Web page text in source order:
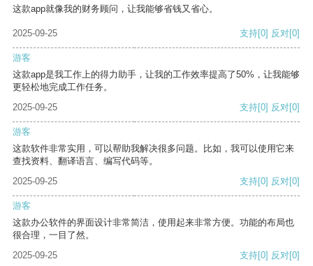
这款app就像我的财务顾问，让我能够省钱又省心。
2025-09-25 支持[0] 反对[0]
游客
这款app是我工作上的得力助手，让我的工作效率提高了50%，让我能够
更轻松地完成工作任务。
2025-09-25
支持[0] 反对[0]
游客
这款软件非常实用，可以帮助我解决很多问题。比如，我可以使用它来
查找资料、翻译语言、编写代码等。
2025-09-25
支持[0] 反对[0]
游客
这款办公软件的界面设计非常简洁，使用起来非常方便。功能的布局也
很合理，一目了然。
2025-09-25
支持[0] 反对[0]